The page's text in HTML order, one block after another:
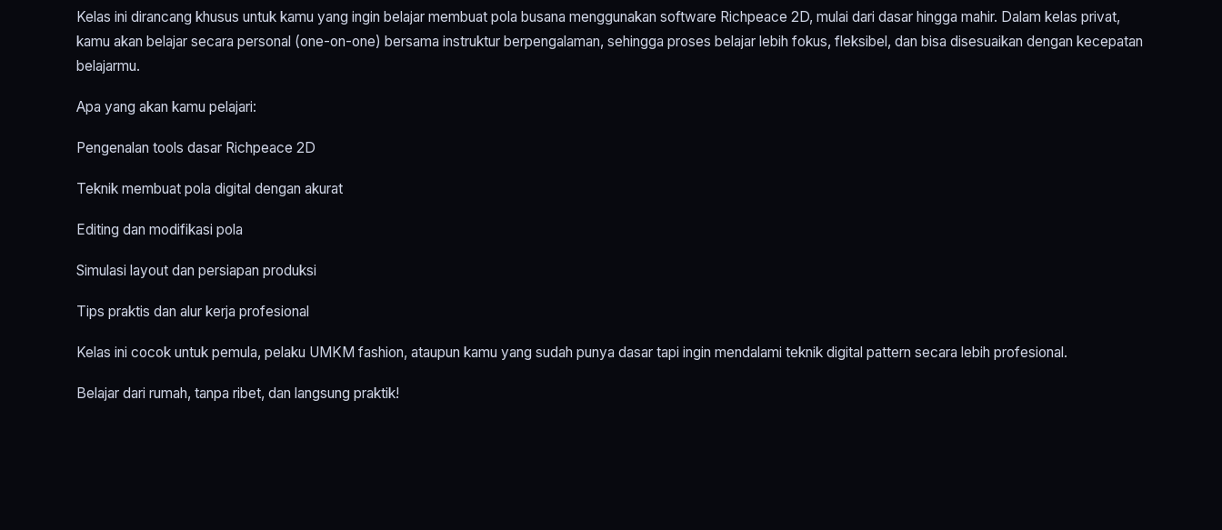
Kelas ini dirancang khusus untuk kamu yang ingin belajar membuat pola busana menggunakan software Richpeace 2D, mulai dari dasar hingga mahir. Dalam kelas privat,
kamu akan belajar secara personal (one-on-one) bersama instruktur berpengalaman, sehingga proses belajar lebih fokus, fleksibel, dan bisa disesuaikan dengan kecepatan
belajarmu.
Apa yang akan kamu pelajari:
Pengenalan tools dasar Richpeace 2D
Teknik membuat pola digital dengan akurat
Editing dan modifikasi pola
Simulasi layout dan persiapan produksi
Tips praktis dan alur kerja profesional
Kelas ini cocok untuk pemula, pelaku UMKM fashion, ataupun kamu yang sudah punya dasar tapi ingin mendalami teknik digital pattern secara lebih profesional.
Belajar dari rumah, tanpa ribet, dan langsung praktik!